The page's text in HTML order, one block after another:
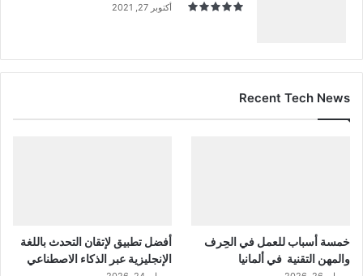
أكتوبر 27, 2021
Recent Tech News
خمسة أسباب للعمل في الحِرف
والمهن التقنية في ألمانيا
أفضل تطبيق لإتقان التحدث باللغة
الإنجليزية عبر الذكاء الاصطناعي